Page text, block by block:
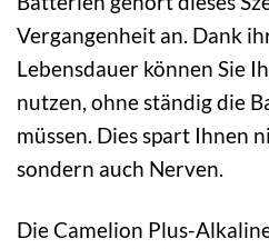
Vergangenheit an. Dank
Lebensdauer können Sie
nutzen, ohne ständig die
müssen. Dies spart Ihnen
sondern auch Nerven.
Die Camelion Plus-